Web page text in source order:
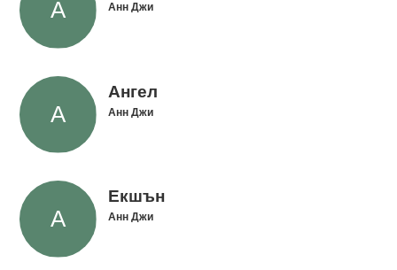
Анн Джи
Ангел
Анн Джи
Екшън
Анн Джи